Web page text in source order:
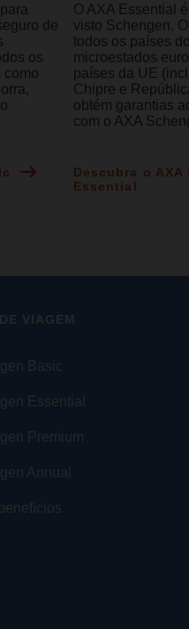
de
os
como
O AXA Essential
visto Schengen.
todos os países
microestados
países da UE
Chipre e
obtém garantias
com o AXA
Descubra o AXA
Essential
VIAGEM
Basic
Essential
Premium
Annual